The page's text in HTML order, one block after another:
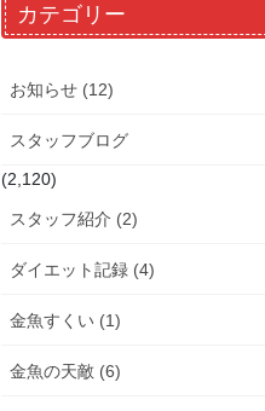
カテゴリー
お知らせ (12)
スタッフブログ
(2,120)
スタッフ紹介 (2)
ダイエット記録 (4)
金魚すくい (1)
金魚の天敵 (6)